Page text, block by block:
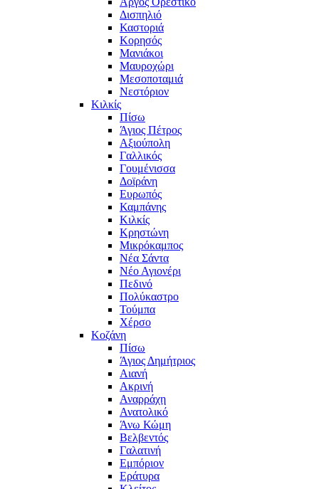
Δισπηλιό
Καστοριά
Κορησός
Μανιάκοι
Μαυροχώρι
Μεσοποταμιά
Νεστόριον
Κιλκίς
Πίσω
Άγιος Πέτρος
Αξιούπολη
Γαλλικός
Γουμένισσα
Δοϊράνη
Ευρωπός
Καμπάνης
Κιλκίς
Κρηστώνη
Μικρόκαμπος
Νέα Σάντα
Νέο Αγιονέρι
Πεδινό
Πολύκαστρο
Τούμπα
Χέρσο
Κοζάνη
Πίσω
Άγιος Δημήτριος
Αιανή
Ακρινή
Αναρράχη
Ανατολικό
Άνω Κώμη
Βελβεντός
Γαλατινή
Εμπόριον
Εράτυρα